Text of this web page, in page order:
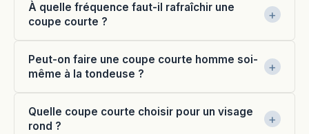
À quelle fréquence faut-il rafraîchir une
coupe courte ?
Peut-on faire une coupe courte homme soi-
même à la tondeuse ?
Quelle coupe courte choisir pour un visage
rond ?